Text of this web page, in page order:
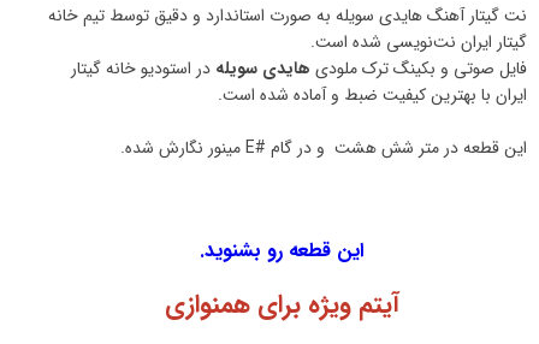
نت گیتار آهنگ هایدی سویله به صورت استاندارد و دقیق توسط تیم خانه
گیتار ایران نت‌نویسی شده است.
فایل صوتی و بکینگ ترک ملودی هایدی سویله در استودیو خانه گیتار
ایران با بهترین کیفیت ضبط و آماده شده است.
این قطعه در متر شش هشت و در گام #E مینور نگارش شده.
این قطعه رو بشنوید.
آیتم ویژه برای همنوازی